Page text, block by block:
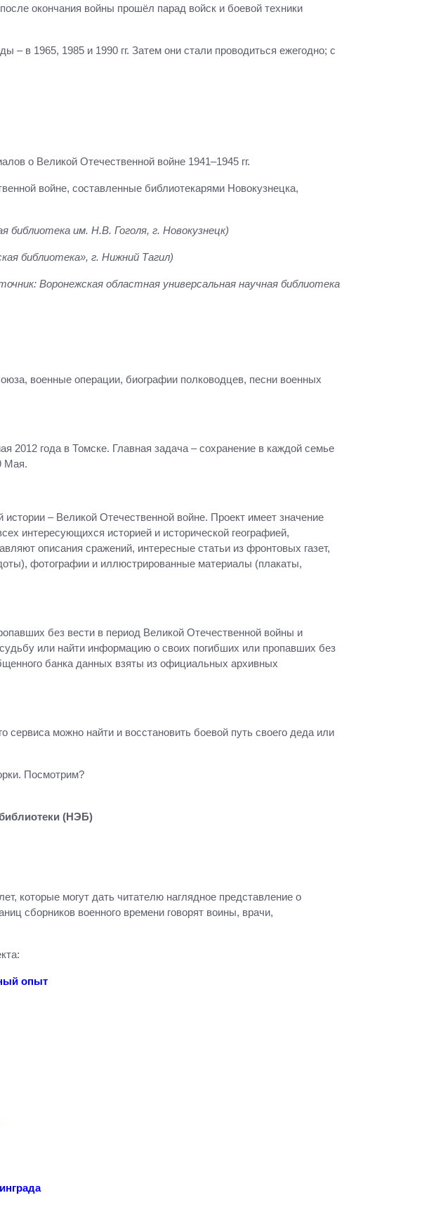
окончания войны прошёл парад войск и боевой техники
в 1965, 1985 и 1990 гг. Затем они стали проводиться ежегодно; с
о Великой Отечественной войне 1941–1945 гг.
войне, составленные библиотекарями Новокузнецка,
библиотека им. Н.В. Гоголя, г. Новокузнецк)
библиотека», г. Нижний Тагил)
Воронежская областная универсальная научная библиотека
военные операции, биографии полководцев, песни военных
года в Томске. Главная задача – сохранение в каждой семье
Мая.
– Великой Отечественной войне. Проект имеет значение
интересующихся историей и исторической географией,
описания сражений, интересные статьи из фронтовых газет,
фотографии и иллюстрированные материалы (плакаты,
без вести в период Великой Отечественной войны и
или найти информацию о своих погибших или пропавших без
банка данных взяты из официальных архивных
можно найти и восстановить боевой путь своего деда или
Посмотрим?
(НЭБ)
которые могут дать читателю наглядное представление о
сборников военного времени говорят воины, врачи,
опыт